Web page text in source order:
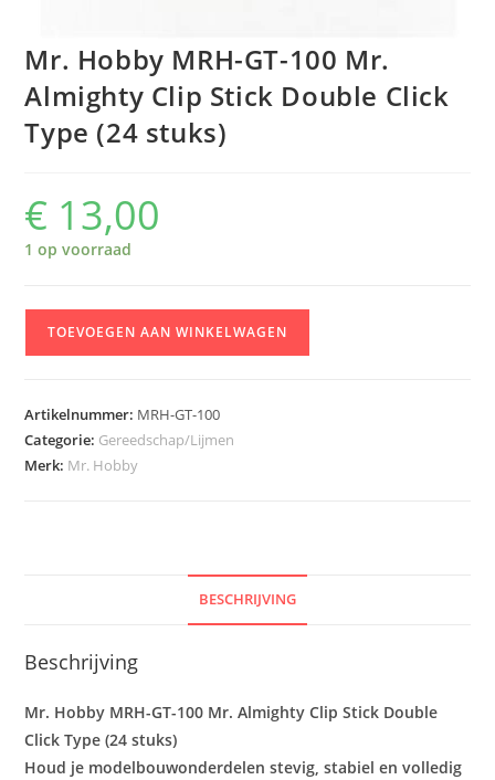
Mr. Hobby MRH-GT-100 Mr.
Almighty Clip Stick Double Click
Type (24 stuks)
€ 13,00
1 op voorraad
GT-
100
Mr.
(24
aantal
TOEVOEGEN AAN WINKELWAGEN
Artikelnummer: MRH-GT-100
Categorie: Gereedschap/Lijmen
Merk: Mr. Hobby
BESCHRIJVING
Beschrijving
Mr. Hobby MRH-GT-100 Mr. Almighty Clip Stick Double
Click Type (24 stuks)
Houd je modelbouwonderdelen stevig, stabiel en volledig